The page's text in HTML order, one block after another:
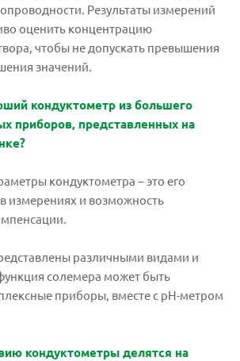
Результаты измерений
оценить концентрацию
чтобы не допускать превышения
значений.
кондуктометр из большего
приборов, представленных на
кондуктометра − это его
в измерениях и возможность
различными видами и
солемера может быть
приборы, вместе с pH-метром
кондуктометры делятся на